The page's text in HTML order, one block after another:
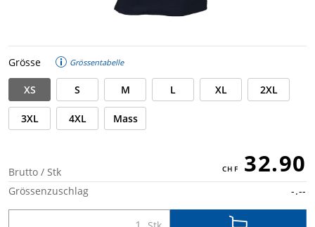
Grösse Grössentabelle
XS S M L XL 2XL
3XL 4XL Mass
Brutto / Stk 32.90
Grössenzuschlag -.--